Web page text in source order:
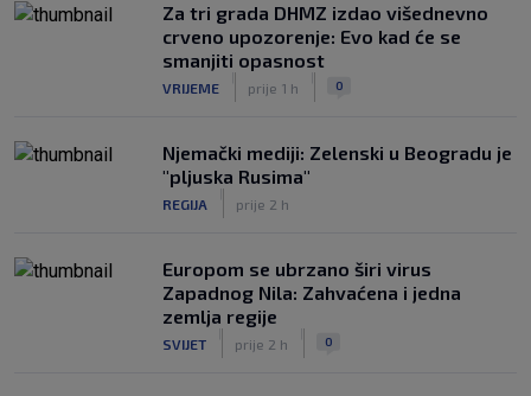
Za tri grada DHMZ izdao višednevno
crveno upozorenje: Evo kad će se
smanjiti opasnost
VRIJEME prije 1 h 0
Njemački mediji: Zelenski u Beogradu je
"pljuska Rusima"
REGIJA prije 2 h
Europom se ubrzano širi virus
Zapadnog Nila: Zahvaćena i jedna
zemlja regije
SVIJET prije 2 h 0